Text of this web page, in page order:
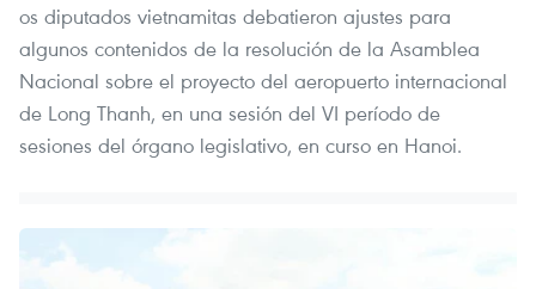
os diputados vietnamitas debatieron ajustes para
algunos contenidos de la resolución de la Asamblea
Nacional sobre el proyecto del aeropuerto internacional
de Long Thanh, en una sesión del VI período de
sesiones del órgano legislativo, en curso en Hanoi.